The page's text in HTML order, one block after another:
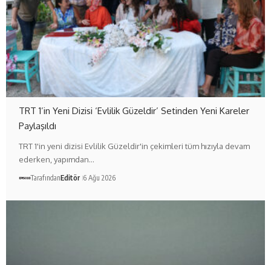
TRT 1’in Yeni Dizisi ‘Evlilik Güzeldir’ Setinden Yeni Kareler
Paylaşıldı
TRT 1'in yeni dizisi Evlilik Güzeldir'in çekimleri tüm hızıyla devam
ederken, yapımdan…
TarafındanEditör 6 Ağu 2026